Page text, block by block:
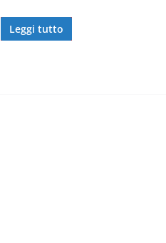
Leggi tutto